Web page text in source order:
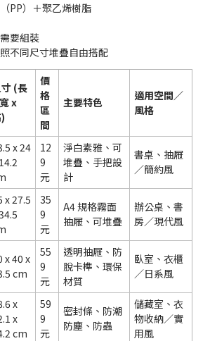
PP）＋聚乙烯樹脂
要組裝
不同尺寸堆疊自由搭配
(長
x
價
格
區
間
主要特色
適用空間／
風格
x 24
12
9
元
淨白素雅、可
堆疊、手把設
計
書桌、抽屜
／簡約風
x 27.5
35
9
元
A4 規格霧面
抽屜、可堆疊
辦公桌、書
房／現代風
x 40 x
cm
55
9
元
透明抽屜、防
脫卡榫、環保
材質
臥室、衣櫃
／日系風
x
x
cm
59
9
元
密封條、防潮
防塵、防蟲
儲藏室、衣
物收納／實
用風